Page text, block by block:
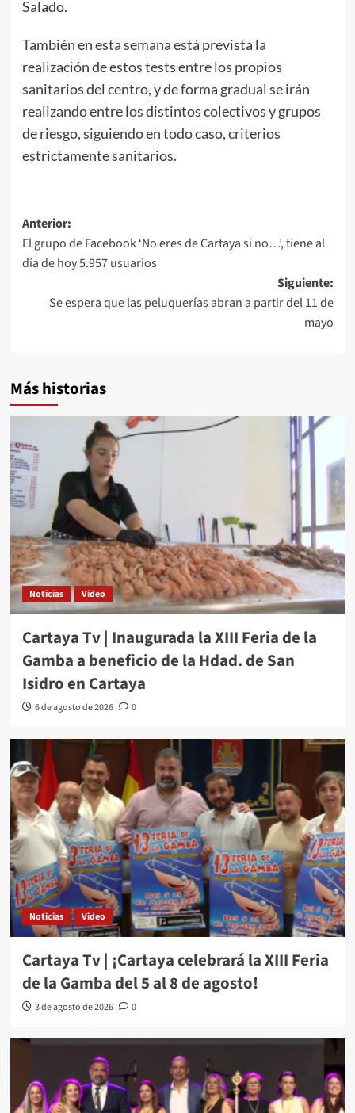
Salado.
También en esta semana está prevista la
realización de estos tests entre los propios
sanitarios del centro, y de forma gradual se irán
realizando entre los distintos colectivos y grupos
de riesgo, siguiendo en todo caso, criterios
estrictamente sanitarios.
Anterior:
El grupo de Facebook ‘No eres de Cartaya si no…’, tiene al
día de hoy 5.957 usuarios
Siguiente:
Se espera que las peluquerías abran a partir del 11 de
mayo
Más historias
Noticias Video
Cartaya Tv | Inaugurada la XIII Feria de la
Gamba a beneficio de la Hdad. de San
Isidro en Cartaya
6 de agosto de 2026 0
Noticias Video
Cartaya Tv | ¡Cartaya celebrará la XIII Feria
de la Gamba del 5 al 8 de agosto!
3 de agosto de 2026 0